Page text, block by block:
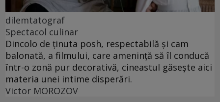
dilemtatograf
Spectacol culinar
Dincolo de ținuta posh, respectabilă și cam
balonată, a filmului, care amenință să îl conducă
într-o zonă pur decorativă, cineastul găsește aici
materia unei intime disperări.
Victor MOROZOV